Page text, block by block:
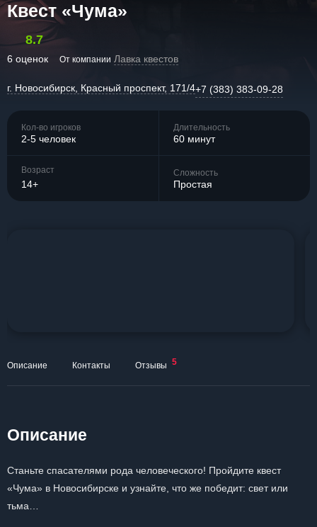
Квест «Чума»
8.7
6 оценок От компании Лавка квестов
г. Новосибирск, Красный проспект, 171/4+7 (383) 383-09-28
Кол-во игроков
2-5 человек
Длительность
60 минут
Возраст
14+
Сложность
Простая
Описание Контакты Отзывы 5
Описание
Станьте спасателями рода человеческого! Пройдите квест
«Чума» в Новосибирске и узнайте, что же победит: свет или
тьма…